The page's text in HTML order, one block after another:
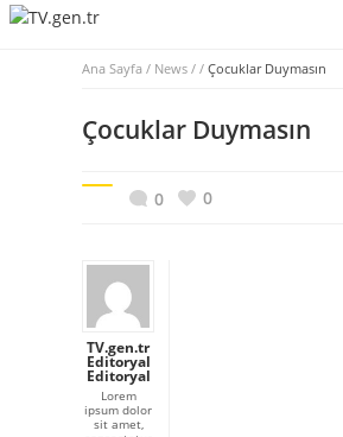
Ana Sayfa / News / / Çocuklar Duymasın
Çocuklar Duymasın
0 0
TV.gen.tr
Editoryal
Editoryal
Lorem
ipsum dolor
sit amet,